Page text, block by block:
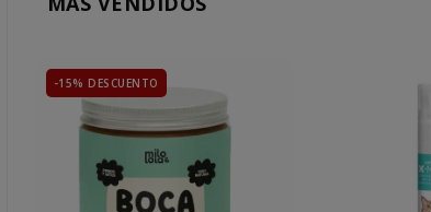
-15% DESCUENTO